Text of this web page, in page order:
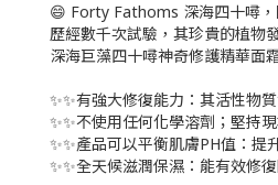
😄 Forty Fathoms 深海四十噚，
歷經數千次試驗，其珍貴的植
深海巨藻四十噚神奇修護精華面
✨✨有強大修復能力：其活性物
✨✨不使用任何化學溶劑；堅持
✨✨產品可以平衡肌膚PH值：提
✨✨全天候滋潤保濕：能有效修